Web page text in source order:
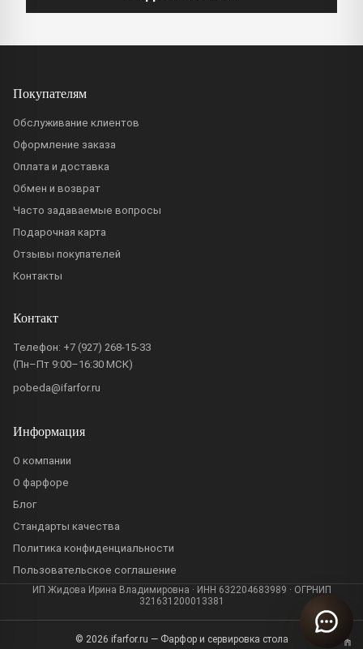
Покупателям
Обслуживание клиентов
Оформление заказа
Оплата и доставка
Обмен и возврат
Часто задаваемые вопросы
Подарочная карта
Отзывы покупателей
Контакты
Контакт
Телефон: +7 (927) 268-15-33
(Пн–Пт 9:00–16:30 МСК)
pobeda@ifarfor.ru
Информация
О компании
О фарфоре
Блог
Стандарты качества
Политика конфиденциальности
Пользовательское соглашение
ИП Жидова Ирина Владимировна · ИНН 632204683989 · ОГРНИП
321631200013381
© 2026 ifarfor.ru — Фарфор и сервировка стола